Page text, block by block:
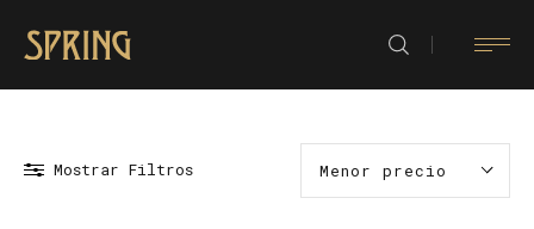
Mostrar Filtros Menor precio